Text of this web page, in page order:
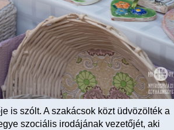
is szólt. A szakácsok közt üdvözölték a
szociális irodájának vezetőjét, aki